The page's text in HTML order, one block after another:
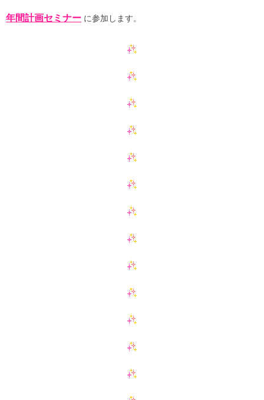
年間計画セミナー に参加します。